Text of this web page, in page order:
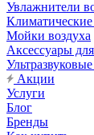
Увлажнители
Мойки воздуха
Аксессуары
Акции
Услуги
Блог
Бренды